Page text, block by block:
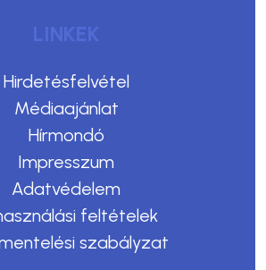
LINKEK
Hirdetésfelvétel
Médiaajánlat
Hírmondó
Impresszum
Adatvédelem
feltételek
szabályzat